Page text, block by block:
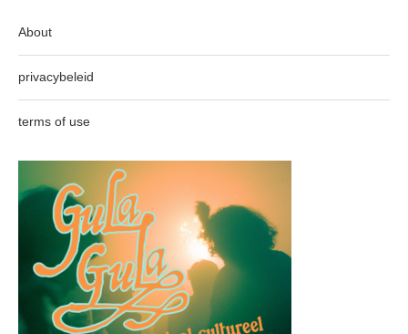
About
privacybeleid
terms of use